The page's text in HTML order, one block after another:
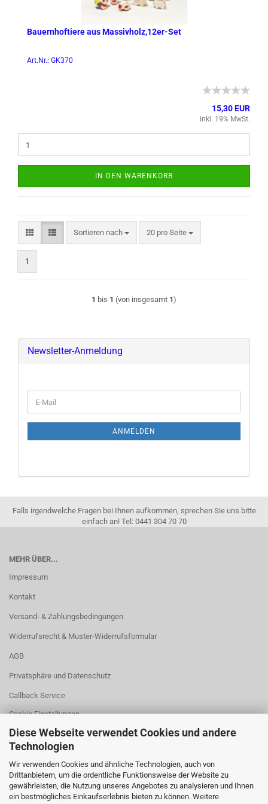
Diese Webseite verwendet Cookies und andere
Technologien
Wir verwenden Cookies und ähnliche Technologien, auch von
Drittanbietern, um die ordentliche Funktionsweise der Website zu
gewährleisten, die Nutzung unseres Angebotes zu analysieren und Ihnen
ein bestmögliches Einkaufserlebnis bieten zu können. Weitere
Bau­ern­hof­tie­re aus Mas­siv­holz,12er-​Set
Art.Nr.: GK370
15,30 EUR
inkl. 19% MwSt.
IN DEN WARENKORB
Sortieren nach
Sortieren nach 20 pro Seite
pro Seite
1
1 bis 1 (von insgesamt 1)
Newsletter-Anmeldung
E-
Mail
ANMELDEN
Falls irgendwelche Fragen bei Ihnen aufkommen, sprechen Sie uns bitte
einfach an! Tel: 0441 304 70 70
MEHR ÜBER...
Impressum
Kontakt
Versand- & Zahlungsbedingungen
Widerrufsrecht & Muster-Widerrufsformular
AGB
Privatsphäre und Datenschutz
Callback Service
Cookie Einstellungen
leer
Footer 3. Spalte